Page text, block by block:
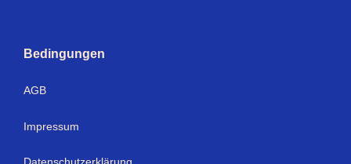
Bedingungen
AGB
Impressum